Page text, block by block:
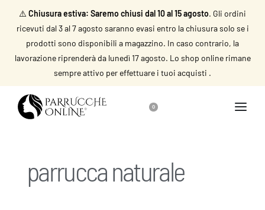
⚠️ Chiusura estiva: Saremo chiusi dal 10 al 15 agosto. Gli ordini
ricevuti dal 3 al 7 agosto saranno evasi entro la chiusura solo se i
prodotti sono disponibili a magazzino. In caso contrario, la
lavorazione riprenderà da lunedì 17 agosto. Lo shop online rimane
sempre attivo per effettuare i tuoi acquisti .
0
parrucca naturale